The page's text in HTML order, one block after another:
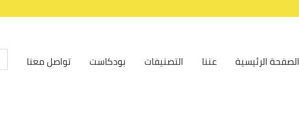
الصفحة الرئيسية عننا التصنيفات بودكاست تواصل معنا